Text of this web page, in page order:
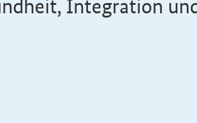
Integration